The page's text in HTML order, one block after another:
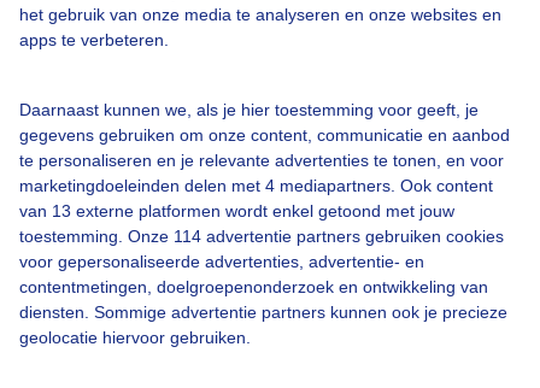
het gebruik van onze media te analyseren en onze websites en
apps te verbeteren.
Daarnaast kunnen we, als je hier toestemming voor geeft, je
gegevens gebruiken om onze content, communicatie en aanbod
te personaliseren en je relevante advertenties te tonen, en voor
marketingdoeleinden delen met 4 mediapartners. Ook content
van 13 externe platformen wordt enkel getoond met jouw
toestemming. Onze 114 advertentie partners gebruiken cookies
voor gepersonaliseerde advertenties, advertentie- en
contentmetingen, doelgroepenonderzoek en ontwikkeling van
diensten. Sommige advertentie partners kunnen ook je precieze
geolocatie hiervoor gebruiken.
Over Buienradar
Bedrijfsgegevens
Veelgestelde vragen